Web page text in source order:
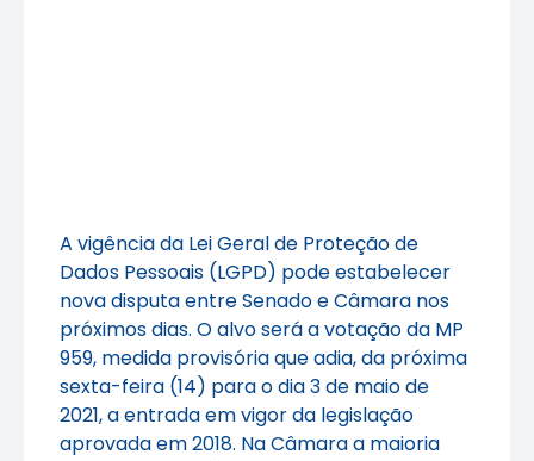
A vigência da Lei Geral de Proteção de
Dados Pessoais (LGPD) pode estabelecer
nova disputa entre Senado e Câmara nos
próximos dias. O alvo será a votação da MP
959, medida provisória que adia, da próxima
sexta-feira (14) para o dia 3 de maio de
2021, a entrada em vigor da legislação
aprovada em 2018. Na Câmara a maioria